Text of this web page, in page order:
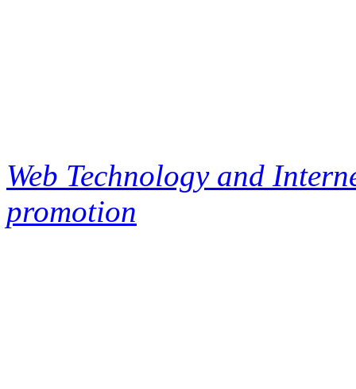
Web Technology and
promotion